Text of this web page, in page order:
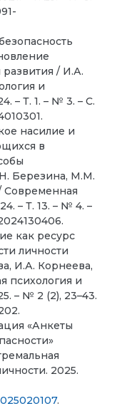
/ И.А.
и
– Т. 1. – № 3. – C.
насилие и
в
Березина, М.М.
Современная
– Т. 13. – № 4. –
как ресурс
личности
И.А. Корнеева,
психология и
– № 2 (2), 23–43.
«Анкеты
2025.
.